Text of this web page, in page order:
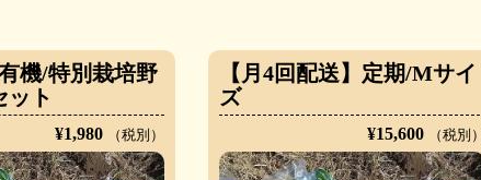
機/特別栽培野
ット
¥1,980 （税別）
【月4回配送】定期/Mサイ
ズ
¥15,600 （税別）